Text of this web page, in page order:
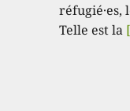
réfugié·es,
Telle est la